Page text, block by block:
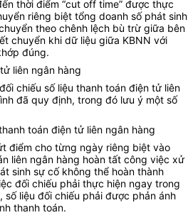
thời điểm “cut off time” được thực
riêng biệt tổng doanh số phát sinh
theo chênh lệch bù trừ giữa bên
chuyển khi dữ liệu giữa KBNN với
đúng.
liên ngân hàng
chiếu số liệu thanh toán điện tử liên
đã quy định, trong đó lưu ý một số
toán điện tử liên ngân hàng
điểm cho từng ngày riêng biệt vào
liên ngân hàng hoàn tất công việc xử
sinh sự cố không thể hoàn thành
đối chiếu phải thực hiện ngay trong
liệu đối chiếu phải được phản ánh
thanh toán.